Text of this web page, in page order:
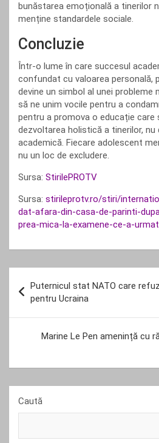
bunăstarea emoțională a tinerilor
menține standardele sociale.
Concluzie
Într-o lume în care succesul
confundat cu valoarea personală,
devine un simbol al unei probleme
să ne unim vocile pentru a
pentru a promova o educație care
dezvoltarea holistică a tinerilor,
academică. Fiecare adolescent
nu un loc de excludere.
Sursa: StirilePROTV
Sursa: stirileprotv.ro/stiri/
dat-afara-din-casa-de-parinti-
prea-mica-la-examene-ce-a-
în
articole
Puternicul stat NATO care
pentru Ucraina
Marine Le Pen amenință cu
Caută